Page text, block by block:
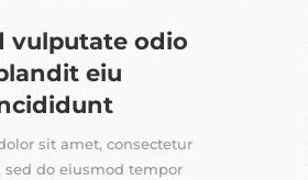
vulputate odio
eiu
sit amet, consectetur
do eiusmod tempor